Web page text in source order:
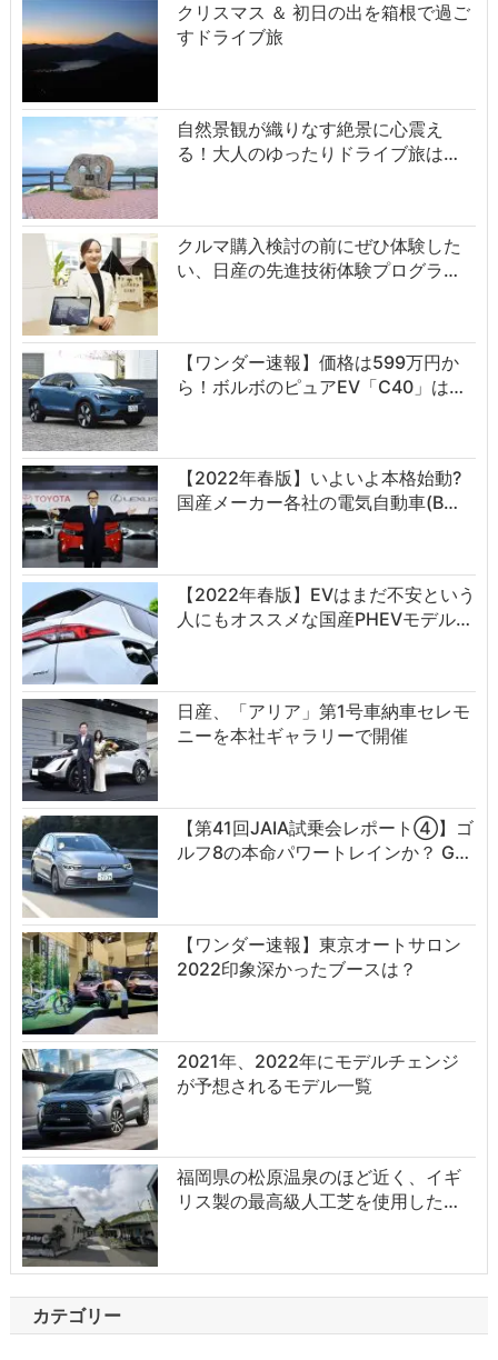
クリスマス ＆ 初日の出を箱根で過ご
すドライブ旅
自然景観が織りなす絶景に心震え
る！大人のゆったりドライブ旅は…
クルマ購入検討の前にぜひ体験した
い、日産の先進技術体験プログラ…
【ワンダー速報】価格は599万円か
ら！ボルボのピュアEV「C40」は…
【2022年春版】いよいよ本格始動?
国産メーカー各社の電気自動車(B…
【2022年春版】EVはまだ不安という
人にもオススメな国産PHEVモデル…
日産、「アリア」第1号車納車セレモ
ニーを本社ギャラリーで開催
【第41回JAIA試乗会レポート④】ゴ
ルフ8の本命パワートレインか？ G…
【ワンダー速報】東京オートサロン
2022印象深かったブースは？
2021年、2022年にモデルチェンジ
が予想されるモデル一覧
福岡県の松原温泉のほど近く、イギ
リス製の最高級人工芝を使用した…
カテゴリー